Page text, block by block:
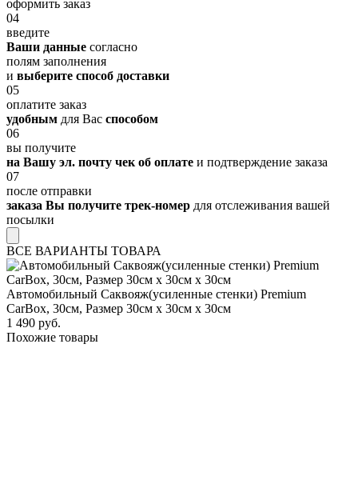
оформить заказ
04
введите
Ваши данные согласно
полям заполнения
и выберите способ доставки
05
оплатите заказ
удобным для Вас способом
06
вы получите
на Вашу эл. почту чек об оплате и подтверждение заказа
07
после отправки
заказа Вы получите трек-номер для отслеживания вашей
посылки
ВСЕ ВАРИАНТЫ ТОВАРА
Автомобильный Саквояж(усиленные стенки) Premium
CarBox, 30см, Размер 30см х 30см х 30см
1 490 руб.
Похожие товары